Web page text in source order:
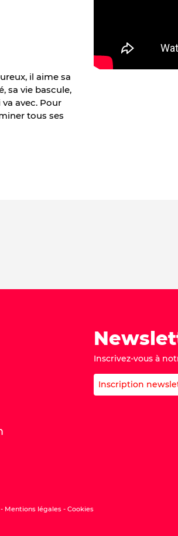
il aime sa
sa vie bascule,
avec. Pour
tous ses
Inscrivez-vous à
Inscription
Mentions légales Cookies